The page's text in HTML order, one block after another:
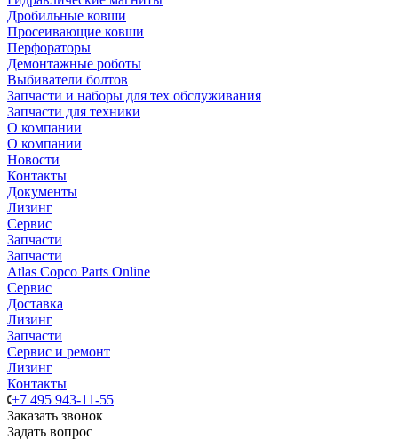
Дробильные ковши
Просеивающие ковши
Перфораторы
Демонтажные роботы
Выбиватели болтов
Запчасти и наборы для тех обслуживания
Запчасти для техники
О компании
О компании
Новости
Контакты
Документы
Лизинг
Сервис
Запчасти
Запчасти
Atlas Copco Parts Online
Сервис
Доставка
Лизинг
Запчасти
Сервис и ремонт
Лизинг
Контакты
+7 495 943-11-55
Заказать звонок
Задать вопрос